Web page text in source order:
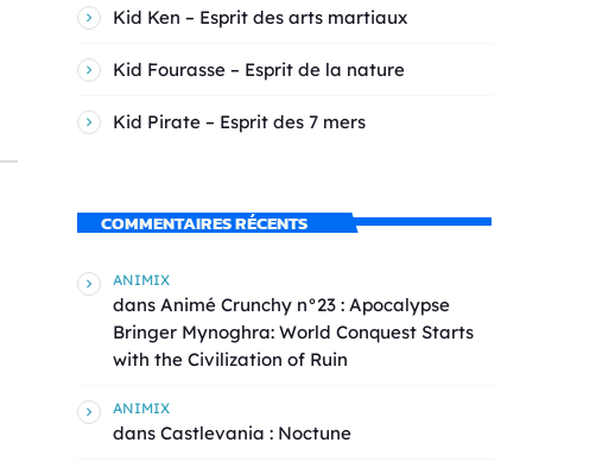
Kid Ken – Esprit des arts martiaux
Kid Fourasse – Esprit de la nature
Kid Pirate – Esprit des 7 mers
COMMENTAIRES RÉCENTS
ANIMIX
dans Animé Crunchy n°23 : Apocalypse
Bringer Mynoghra: World Conquest Starts
with the Civilization of Ruin
ANIMIX
dans Castlevania : Noctune